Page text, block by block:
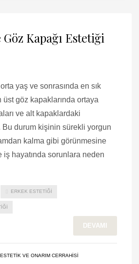
Kapağı Estetiği
yaş ve sonrasında en sık
üst göz kapaklarında ortaya
ve alt kapaklardaki
Bu durum kişinin sürekli yorgun
kalma gibi görünmesine
iş hayatında sorunlara neden
ERKEK ESTETIĞI
DEVAMI
VE ONARIM CERRAHISI